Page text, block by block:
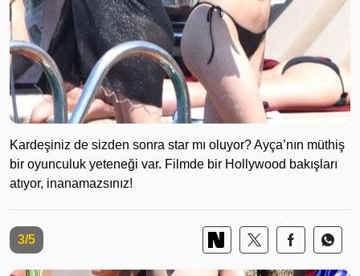
Kardeşiniz de sizden sonra star mı oluyor? Ayça’nın müthiş
bir oyunculuk yeteneği var. Filmde bir Hollywood bakışları
atıyor, inanamazsınız!
3/5